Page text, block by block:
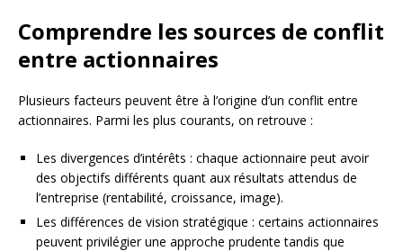
Comprendre les sources de conflit
entre actionnaires
Plusieurs facteurs peuvent être à l’origine d’un conflit entre
actionnaires. Parmi les plus courants, on retrouve :
Les divergences d’intérêts : chaque actionnaire peut avoir
des objectifs différents quant aux résultats attendus de
l’entreprise (rentabilité, croissance, image).
Les différences de vision stratégique : certains actionnaires
peuvent privilégier une approche prudente tandis que